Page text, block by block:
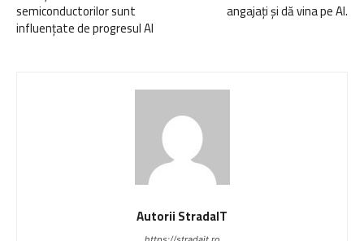
semiconductorilor sunt
influențate de progresul AI
angajați și dă vina pe AI.
Autorii StradaIT